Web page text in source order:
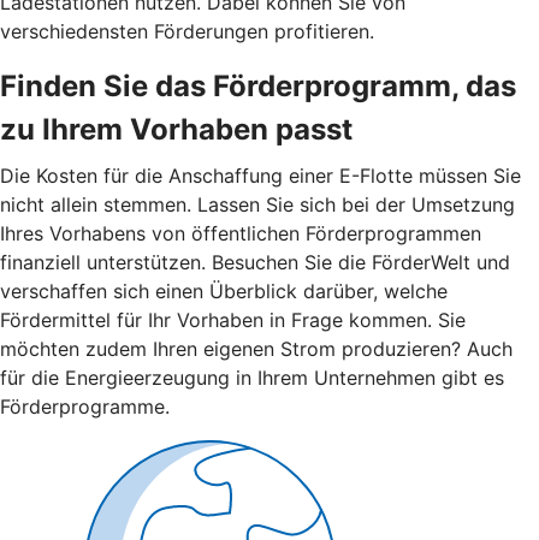
verschiedensten Förderungen profitieren.
Finden Sie das Förderprogramm, das
zu Ihrem Vorhaben passt
Die Kosten für die Anschaffung einer E-Flotte müssen Sie
nicht allein stemmen. Lassen Sie sich bei der Umsetzung
Ihres Vorhabens von öffentlichen Förderprogrammen
finanziell unterstützen. Besuchen Sie die FörderWelt und
verschaffen sich einen Überblick darüber, welche
Fördermittel für Ihr Vorhaben in Frage kommen. Sie
möchten zudem Ihren eigenen Strom produzieren? Auch
für die Energieerzeugung in Ihrem Unternehmen gibt es
Förderprogramme.